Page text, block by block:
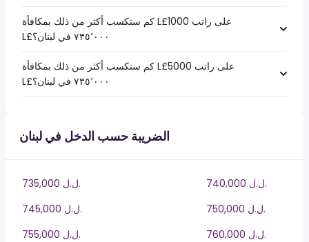
كم ستكسب أكثر من ذلك بمكافأة L£1000 على راتب
كم ستكسب أكثر من ذلك بمكافأة L£5000 على راتب
الضريبة حسب الدخل في لبنان
735,000 ل.ل.‎
740,000 ل.ل.‎
745,000 ل.ل.‎
750,000 ل.ل.‎
755,000 ل.ل.‎
760,000 ل.ل.‎